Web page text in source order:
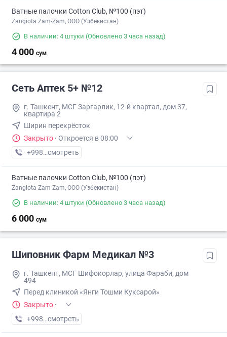
Ватные палочки Cotton Club, №100 (пэт)
Zangiota Zam-Zam, OOO (Узбекистан)
В наличии: 4 штуки (Обновлено 3 часа назад)
4 000 сум
Сеть Аптек 5+ №12
г. Ташкент, МСГ Заргарлик, 12-й квартал, дом 37,
квартира 2
Ширин перекрёсток
Закрыто · Откроется в 08:00
+998 (87) XXX-XX-XX
смотреть
Ватные палочки Cotton Club, №100 (пэт)
Zangiota Zam-Zam, OOO (Узбекистан)
В наличии: 4 штуки (Обновлено 3 часа назад)
6 000 сум
Шиповник Фарм Медикал №3
г. Ташкент, МСГ Шифокорлар, улица Фараби, дом
494
Перед клиникой «Янги Тошми Куксарой»
Закрыто ·
+998 (55) XXX-XX-XX
смотреть